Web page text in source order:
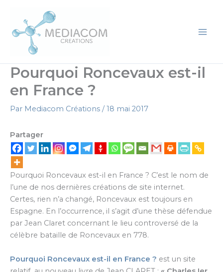
contenu
Pourquoi Roncevaux est-il
en France ?
Par Mediacom Créations /18 mai 2017
Partager
Pourquoi Roncevaux est-il en France ? C’est le nom de
l’une de nos dernières créations de site internet.
Certes, rien n’a changé, Roncevaux est toujours en
Espagne. En l’occurrence, il s’agit d’une thèse défendue
par Jean Claret concernant le lieu controversé de la
célèbre bataille de Roncevaux en 778.
Pourquoi Roncevaux est-il en France ? est un site